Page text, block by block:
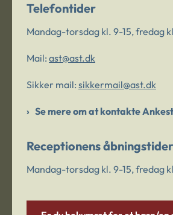
Telefontider
Mandag-torsdag kl. 9-15, fredag
Mail: ast@ast.dk
Sikker mail: sikkermail@ast.dk
Se mere om at kontakte
Receptionens åbningstider
Mandag-torsdag kl. 9-15, fredag